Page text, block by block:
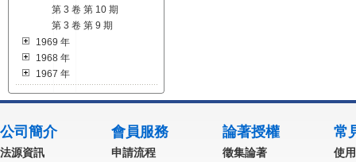
第 3 卷 第 10 期
第 3 卷 第 9 期
1969 年
1968 年
1967 年
公司簡介
法源資訊
會員服務
申請流程
論著授權
徵集論著
常
使